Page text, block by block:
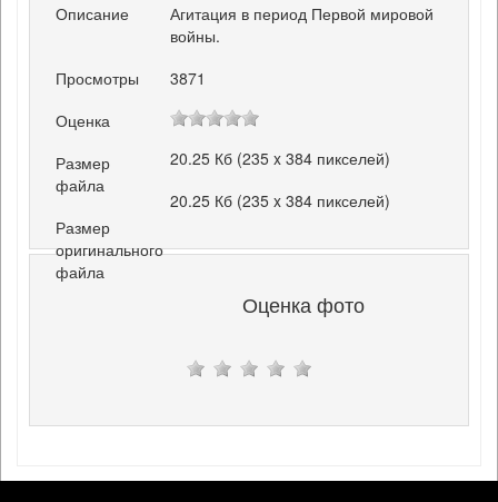
Описание
Агитация в период Первой мировой
войны.
Просмотры
3871
Оценка
Размер
файла
20.25 Кб (235 x 384 пикселей)
Размер
оригинального
файла
20.25 Кб (235 x 384 пикселей)
Оценка фото